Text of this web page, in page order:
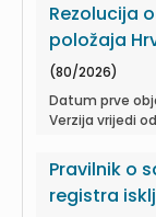
Rezolucija
položaja
(80/2026)
Datum prve
Verzija vrijedi
Pravilnik o
registra